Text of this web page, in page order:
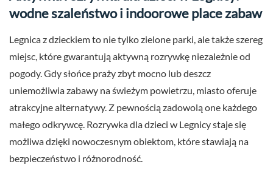
wodne szaleństwo i indoorowe place zabaw
Legnica z dzieckiem to nie tylko zielone parki, ale także szereg
miejsc, które gwarantują aktywną rozrywkę niezależnie od
pogody. Gdy słońce praży zbyt mocno lub deszcz
uniemożliwia zabawy na świeżym powietrzu, miasto oferuje
atrakcyjne alternatywy. Z pewnością zadowolą one każdego
małego odkrywcę. Rozrywka dla dzieci w Legnicy staje się
możliwa dzięki nowoczesnym obiektom, które stawiają na
bezpieczeństwo i różnorodność.